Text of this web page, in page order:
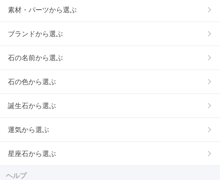
素材・パーツから選ぶ
ブランドから選ぶ
石の名前から選ぶ
石の色から選ぶ
誕生石から選ぶ
運気から選ぶ
星座石から選ぶ
ヘルプ